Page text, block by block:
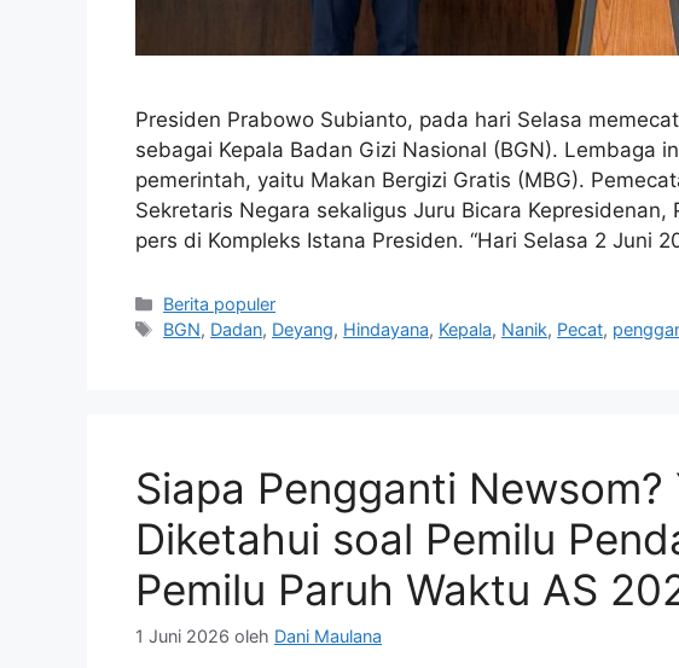
Presiden Prabowo Subianto, pada hari Selasa
sebagai Kepala Badan Gizi Nasional (BGN). Lembaga
pemerintah, yaitu Makan Bergizi Gratis (MBG).
Sekretaris Negara sekaligus Juru Bicara
pers di Kompleks Istana Presiden. “Hari Selasa 2 Juni
Kategori
Berita populer
Tag
BGN, Dadan, Deyang, Hindayana, Kepala, Nanik, Pecat,
Siapa Pengganti Newsom?
Diketahui soal Pemilu
Pemilu Paruh Waktu AS
1 Juni 2026 oleh Dani Maulana